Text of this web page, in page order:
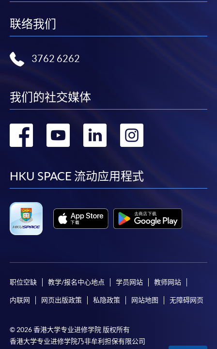
联络我们
3762 6262
我们的社交媒体
转
facebook
转
youtube
转
linkedin
转
HKU SPACE 流动应用程式
职位空缺 教学/报名中心地点 学员网站 教师网站
内联网 网页出版政策 私隐政策 网站地图 无障碍网页
© 2026 香港大学专业进修学院 版权所有
香港大学专业进修学院乃非牟利担保有限公司